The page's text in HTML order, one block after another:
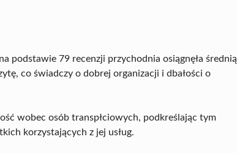
79 recenzji przychodnia osiągnęła średnią
co świadczy o dobrej organizacji i dbałości o
wobec osób transpłciowych, podkreślając tym
korzystających z jej usług.